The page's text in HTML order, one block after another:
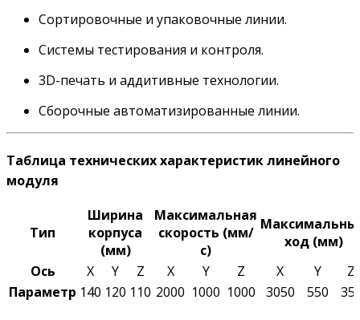
Сортировочные и упаковочные линии.
Системы тестирования и контроля.
3D-печать и аддитивные технологии.
Сборочные автоматизированные линии.
Таблица технических характеристик линейного
модуля
Тип
Ширина
корпуса
(мм)
Максимальная
скорость (мм/
с)
ход (мм)
Ось
X Y Z X Y Z X Y
Z
Параметр 140 120 110 2000 1000 1000 3050 550